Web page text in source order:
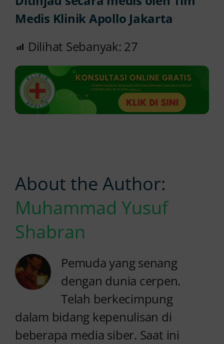
Medis Klinik Apollo Jakarta
Dilihat Sebanyak: 27
About the Author:
Muhammad Yusuf
Shabran
Pemuda yang senang
dengan dunia cerpen.
Telah berkecimpung
dalam bidang kepenulisan di
beberapa media siber. Saat ini